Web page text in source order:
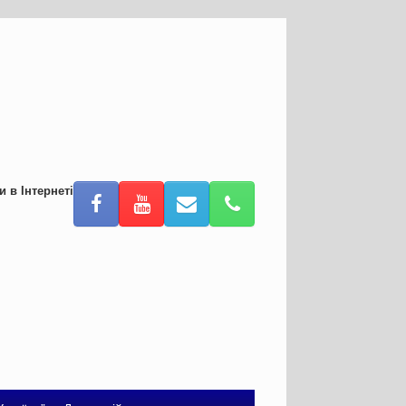
в Інтернеті